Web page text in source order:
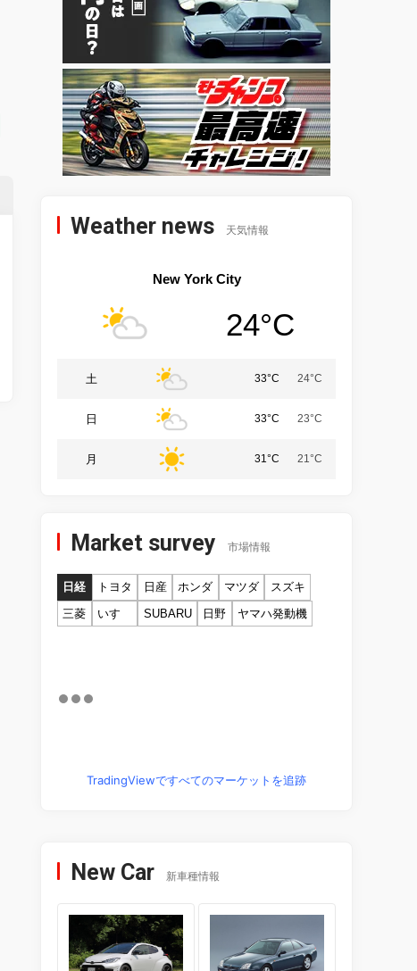
Weather news 天気情報
New York City
24°C
土 33°C 24°C
日 33°C 23°C
月 31°C 21°C
Market survey 市場情報
日経 トヨタ 日産 ホンダ マツダ
スズキ
三菱
いすゞ SUBARU 日野 ヤマハ発動機
TradingViewですべてのマーケットを追跡
New Car 新車種情報